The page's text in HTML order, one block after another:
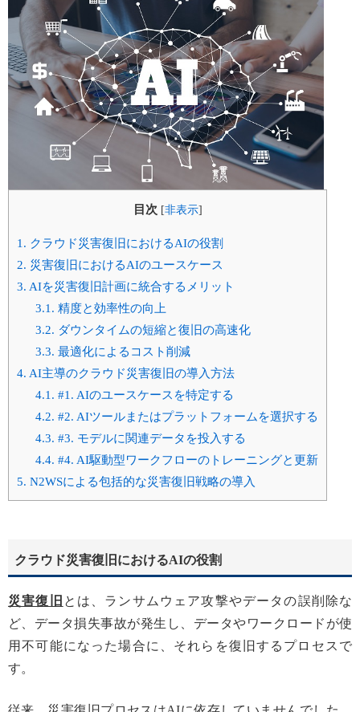
目次 [非表示]
1. クラウド災害復旧におけるAIの役割
2. 災害復旧におけるAIのユースケース
3. AIを災害復旧計画に統合するメリット
3.1. 精度と効率性の向上
3.2. ダウンタイムの短縮と復旧の高速化
3.3. 最適化によるコスト削減
4. AI主導のクラウド災害復旧の導入方法
4.1. #1. AIのユースケースを特定する
4.2. #2. AIツールまたはプラットフォームを選択する
4.3. #3. モデルに関連データを投入する
4.4. #4. AI駆動型ワークフローのトレーニングと更新
5. N2WSによる包括的な災害復旧戦略の導入
クラウド災害復旧におけるAIの役割
災害復旧 とは、ランサムウェア攻撃やデータの誤削除な
ど、データ損失事故が発生し、データやワークロードが使
用不可能になった場合に、それらを復旧するプロセスで
す。